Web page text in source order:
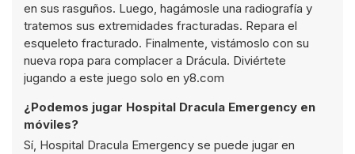
en sus rasguños. Luego, hagámosle una radiografía y
tratemos sus extremidades fracturadas. Repara el
esqueleto fracturado. Finalmente, vistámoslo con su
nueva ropa para complacer a Drácula. Diviértete
jugando a este juego solo en y8.com
¿Podemos jugar Hospital Dracula Emergency en
móviles?
Sí, Hospital Dracula Emergency se puede jugar en